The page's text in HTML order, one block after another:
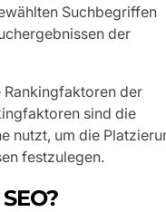
Suchbegriffen
der
der
sind die
nutzt, um die
festzulegen.